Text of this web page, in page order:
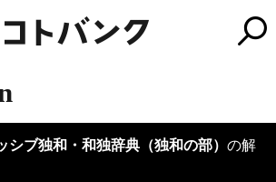
シブ独和・和独辞典（独和の部） の解